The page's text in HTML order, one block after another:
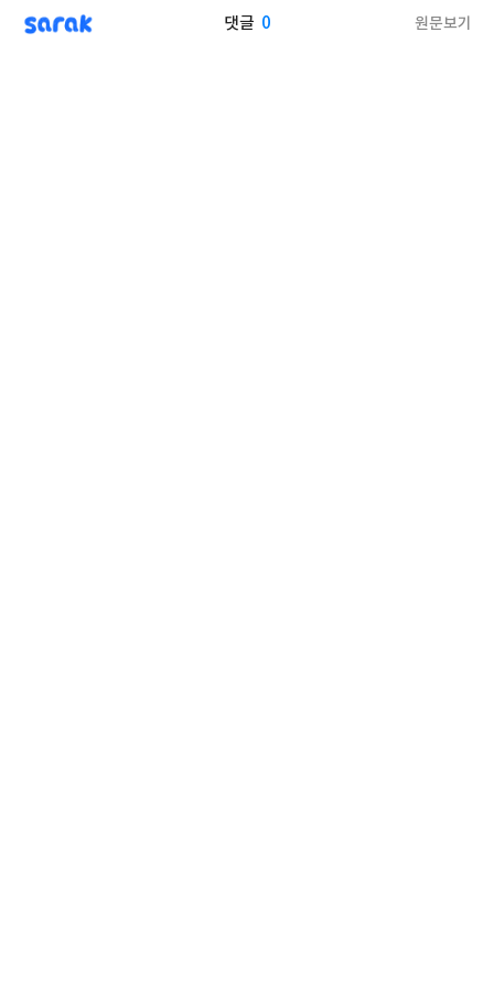
sarak 댓글 0 원문보기